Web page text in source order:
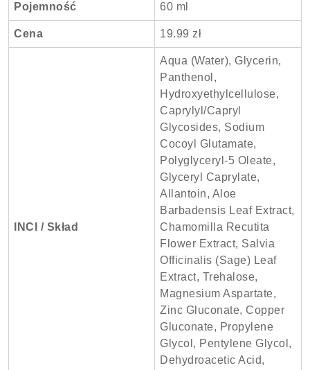
Pojemność 60 ml
Cena 19.99 zł
INCI / Skład
Aqua (Water), Glycerin,
Panthenol,
Hydroxyethylcellulose,
Caprylyl/Capryl
Glycosides, Sodium
Cocoyl Glutamate,
Polyglyceryl-5 Oleate,
Glyceryl Caprylate,
Allantoin, Aloe
Barbadensis Leaf Extract,
Chamomilla Recutita
Flower Extract, Salvia
Officinalis (Sage) Leaf
Extract, Trehalose,
Magnesium Aspartate,
Zinc Gluconate, Copper
Gluconate, Propylene
Glycol, Pentylene Glycol,
Dehydroacetic Acid,